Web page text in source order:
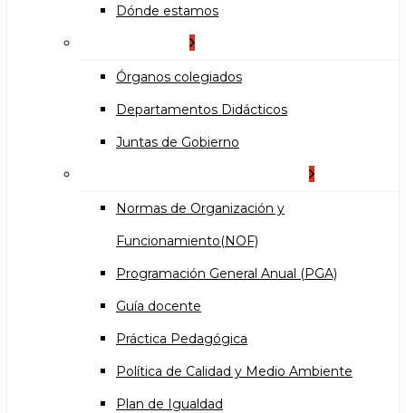
Dónde estamos
Órganos colegiados
Departamentos Didácticos
Juntas de Gobierno
Normas de Organización y
Funcionamiento(NOF)
Programación General Anual (PGA)
Guía docente
Práctica Pedagógica
Política de Calidad y Medio Ambiente
Plan de Igualdad